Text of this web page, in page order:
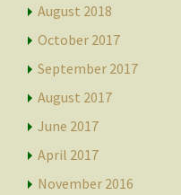
August 2018
October 2017
September 2017
August 2017
June 2017
April 2017
November 2016